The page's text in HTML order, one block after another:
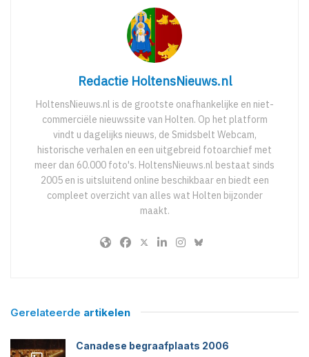
Redactie HoltensNieuws.nl
HoltensNieuws.nl is de grootste onafhankelijke en niet-
commerciële nieuwssite van Holten. Op het platform
vindt u dagelijks nieuws, de Smidsbelt Webcam,
historische verhalen en een uitgebreid fotoarchief met
meer dan 60.000 foto's. HoltensNieuws.nl bestaat sinds
2005 en is uitsluitend online beschikbaar en biedt een
compleet overzicht van alles wat Holten bijzonder
maakt.
Gerelateerde artikelen
Canadese begraafplaats 2006